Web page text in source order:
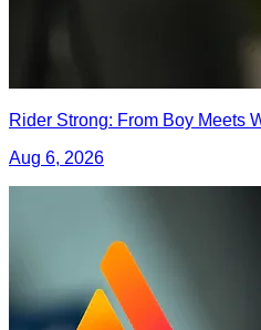
Rider Strong: From Boy Meets
Aug 6, 2026